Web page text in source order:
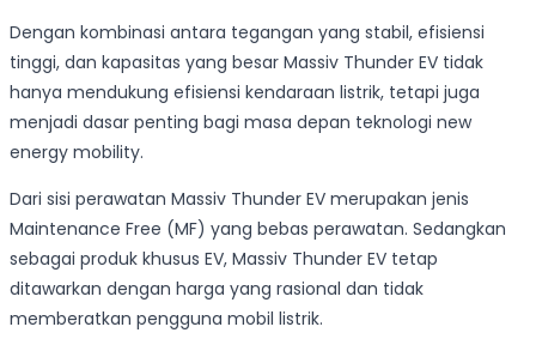
Dengan kombinasi antara tegangan yang stabil, efisiensi
tinggi, dan kapasitas yang besar Massiv Thunder EV tidak
hanya mendukung efisiensi kendaraan listrik, tetapi juga
menjadi dasar penting bagi masa depan teknologi new
energy mobility.
Dari sisi perawatan Massiv Thunder EV merupakan jenis
Maintenance Free (MF) yang bebas perawatan. Sedangkan
sebagai produk khusus EV, Massiv Thunder EV tetap
ditawarkan dengan harga yang rasional dan tidak
memberatkan pengguna mobil listrik.